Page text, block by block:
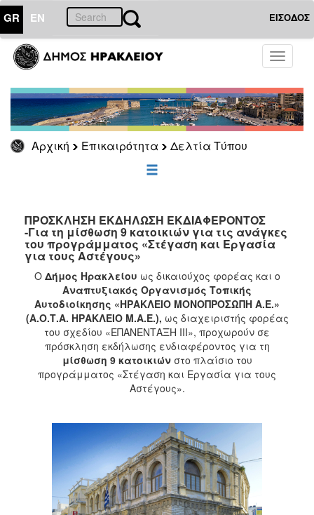
GR EN ΕΙΣΟΔΟΣ
Toggle
Αρχική Επικαιρότητα Δελτία Τύπου
ΕΠΙΚΑΙΡΟΤΗΤΑ
Τύπου
Αρχείο
ΕΠΙΣΚΕΠΤΗΣ
ΗΡΑΚΛΕΙΟ
ΠΡΟΣΚΛΗΣΗ ΕΚΔΗΛΩΣΗ ΕΚΔΙΑΦΕΡΟΝΤΟΣ
-Για τη μίσθωση 9 κατοικιών για τις ανάγκες
του προγράμματος «Στέγαση και Εργασία
για τους Αστέγους»
Ο Δήμος Ηρακλείου ως δικαιούχος φορέας και ο
Αναπτυξιακός Οργανισμός Τοπικής
Αυτοδιοίκησης «ΗΡΑΚΛΕΙΟ ΜΟΝΟΠΡΟΣΩΠΗ Α.Ε.»
(Α.Ο.Τ.Α. ΗΡΑΚΛΕΙΟ Μ.Α.Ε.), ως διαχειριστής φορέας
του σχεδίου «ΕΠΑΝΕΝΤΑΞΗ ΙΙΙ», προχωρούν σε
πρόσκληση εκδήλωσης ενδιαφέροντος για τη
μίσθωση 9 κατοικιώνστο πλαίσιο του
προγράμματος «Στέγαση και Εργασία για τους
Αστέγους».